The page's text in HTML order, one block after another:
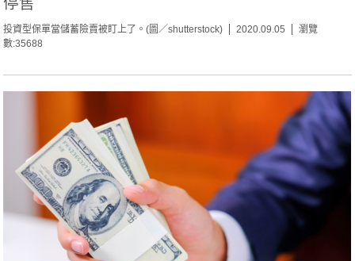
投資型保單當儲蓄險賣被盯上了。(圖／shutterstock) 2020.09.05
瀏覽
數:35688